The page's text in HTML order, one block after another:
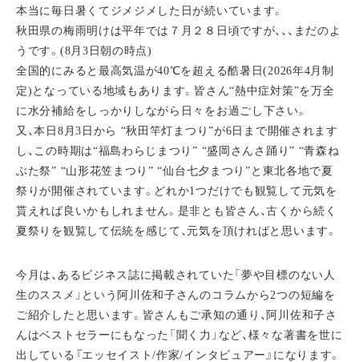
本当に毎日暑くてジメジメした日が続いています。
秋田県の梅雨明けは平年では７月２８日頃ですが、、、まだのよ
うです。(8月3日朝の時点)
全国的にみると最高気温が40℃を超える酷暑日(2026年4月制
定)となっている地域もあります。皆さん“熱中症対策”を万全
に水分補給をしっかりしながら日々をお過ごし下さい。
又、本日8月3日から “秋田竿灯まつり”が6日まで開催されます
し、この時期は“福島わらじまつり” “盛岡さんさ踊り” “青森ね
ぶた祭” “山形花笠まつり” “仙台七夕まつり”と東北各地で夏
祭りが開催されています。どれか1つだけでも観覧して元気を
貰えれば良いかもしれません。是非とも皆さん、古くから続く
夏祭りを観覧して伝統を感じて、元気を頂ければと思います。
今月は、あるビジネス誌に掲載されていた「夢や目標のない人
生のススメ」という阿川佐和子さんのコラムから2つの短編を
ご紹介したと思います。皆さんもご承知の通り、阿川佐和子さ
んはベストセラーにもなった「聞く力」など、様々な著書を世に
出している『エッセイスト/作家/インタビュアー』になります。